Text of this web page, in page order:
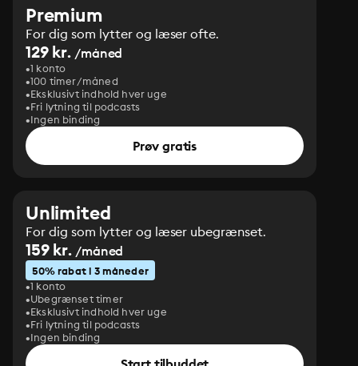
Premium
For dig som lytter og læser ofte.
129 kr. /måned
1 konto
100 timer/måned
Eksklusivt indhold hver uge
Fri lytning til podcasts
Ingen binding
Prøv gratis
Unlimited
For dig som lytter og læser ubegrænset.
159 kr. /måned
50% rabat i 3 måneder
1 konto
Ubegrænset timer
Eksklusivt indhold hver uge
Fri lytning til podcasts
Ingen binding